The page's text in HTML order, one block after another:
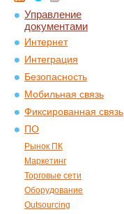
Управление
документами
Интернет
Интеграция
Безопасность
Мобильная связь
Фиксированная связь
ПО
Рынок ПК
Маркетинг
Торговые сети
Оборудование
Outsourcing